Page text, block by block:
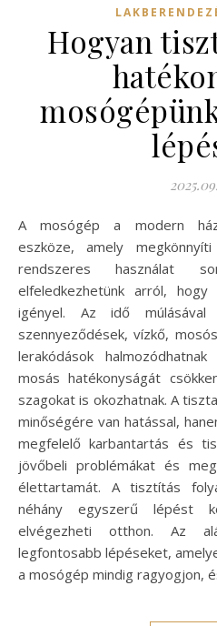
Hogyan
A mosógép a modern háztartások nélkülözhetetlen
eszköze, amely
rendszeres használat
elfeledkezhetünk arról,
igényel. Az idő
szennyeződések, vízkő,
lerakódások
mosás hatékonyságát
szagokat is okozhatnak. A
minőségére van hatással,
megfelelő karbantartás és
jövőbeli problémákat és
élettartamát. A tisztítás
néhány egyszerű lépést
elvégezheti otthon. Az
legfontosabb lépéseket,
a mosógép mindig ragyogjon,